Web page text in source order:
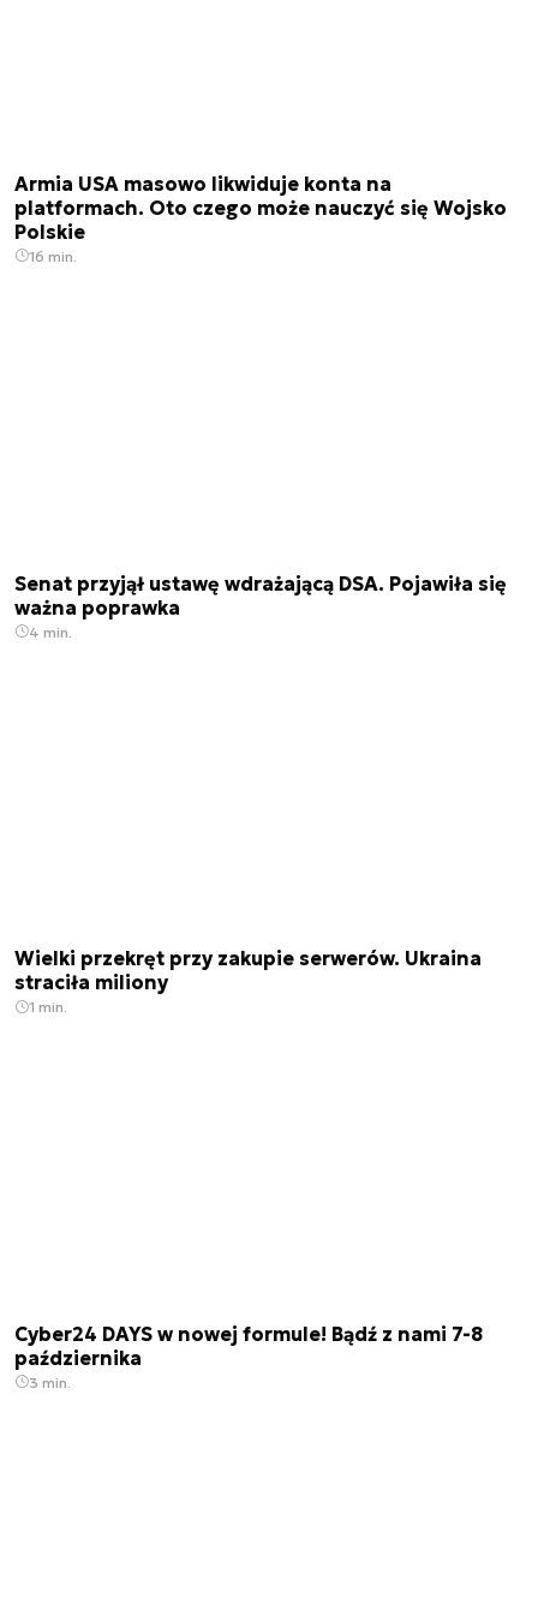
Armia USA masowo likwiduje konta na
platformach. Oto czego może nauczyć się Wojsko
Polskie
16 min.
Senat przyjął ustawę wdrażającą DSA. Pojawiła się
ważna poprawka
4 min.
Wielki przekręt przy zakupie serwerów. Ukraina
straciła miliony
1 min.
Cyber24 DAYS w nowej formule! Bądź z nami 7-8
października
3 min.